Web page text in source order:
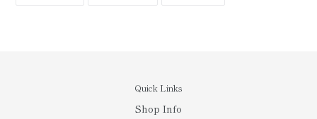
Quick Links
Shop Info